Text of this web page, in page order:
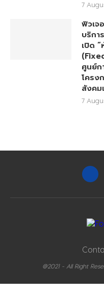
7
ฟิวเจ
บริกา
เปิด
ศูนย์ก
โครง
สังคม
7
@2021 - All Right